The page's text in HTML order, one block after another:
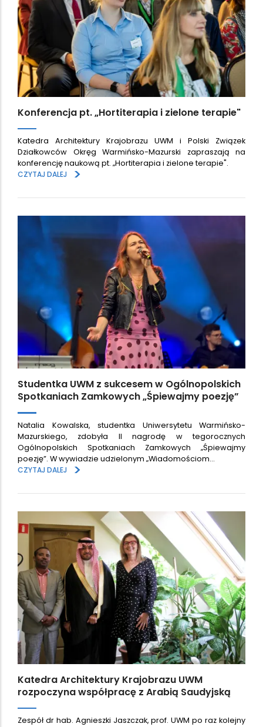
Konferencja pt. „Hortiterapia i zielone terapie"
Katedra Architektury Krajobrazu UWM i Polski Związek
Działkowców Okręg Warmińsko-Mazurski zapraszają na
konferencję naukową pt. „Hortiterapia i zielone terapie".
CZYTAJ DALEJ
>
Studentka UWM z sukcesem w Ogólnopolskich
Spotkaniach Zamkowych „Śpiewajmy poezję”
Natalia Kowalska, studentka Uniwersytetu Warmińsko-
Mazurskiego, zdobyła II nagrodę w tegorocznych
Ogólnopolskich Spotkaniach Zamkowych „Śpiewajmy
poezję”. W wywiadzie udzielonym „Wiadomościom…
CZYTAJ DALEJ
>
Katedra Architektury Krajobrazu UWM
rozpoczyna współpracę z Arabią Saudyjską
Zespół dr hab. Agnieszki Jaszczak, prof. UWM po raz kolejny